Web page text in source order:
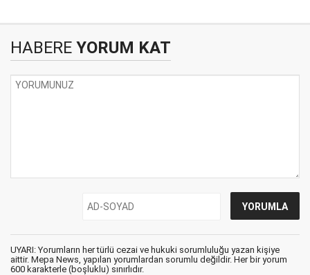
HABERE YORUM KAT
UYARI: Yorumların her türlü cezai ve hukuki sorumluluğu yazan kişiye
aittir. Mepa News, yapılan yorumlardan sorumlu değildir. Her bir yorum
600 karakterle (boşluklu) sınırlıdır.